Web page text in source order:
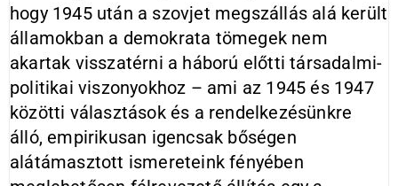
hogy 1945 után a szovjet megszállás alá került
államokban a demokrata tömegek nem
akartak visszatérni a háború előtti társadalmi-
politikai viszonyokhoz – ami az 1945 és 1947
közötti választások és a rendelkezésünkre
álló, empirikusan igencsak bőségen
alátámasztott ismereteink fényében